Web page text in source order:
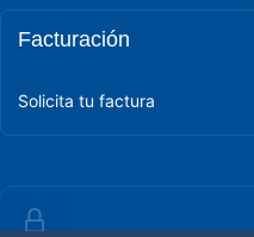
Facturación
Solicita tu factura